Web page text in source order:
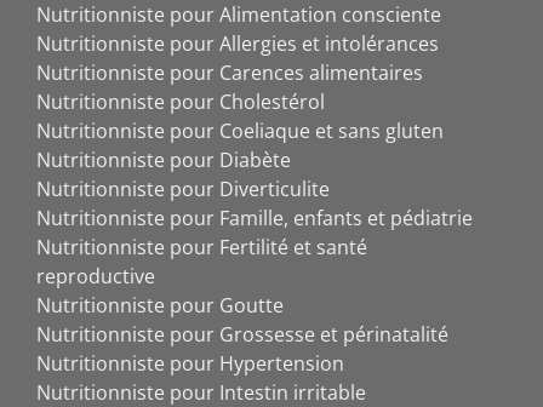
Nutritionniste pour Alimentation consciente
Nutritionniste pour Allergies et intolérances
Nutritionniste pour Carences alimentaires
Nutritionniste pour Cholestérol
Nutritionniste pour Coeliaque et sans gluten
Nutritionniste pour Diabète
Nutritionniste pour Diverticulite
Nutritionniste pour Famille, enfants et pédiatrie
Nutritionniste pour Fertilité et santé
reproductive
Nutritionniste pour Goutte
Nutritionniste pour Grossesse et périnatalité
Nutritionniste pour Hypertension
Nutritionniste pour Intestin irritable